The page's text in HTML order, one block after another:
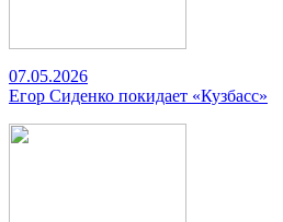
07.05.2026
Егор Сиденко покидает «Кузбасс»